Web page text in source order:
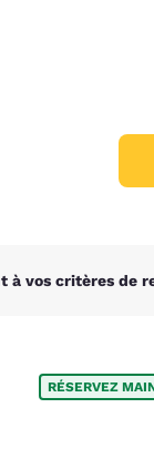
à vos critères de
RÉSERVEZ